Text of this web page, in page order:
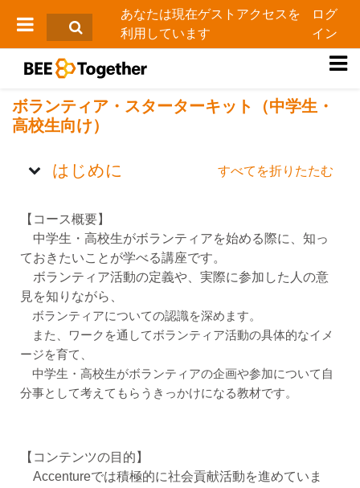
メインコンテンツへスキップする
サイドパネル
あなたは現在ゲストアクセスを
利用しています
ログ
イン
ボランティア・スターターキット（中学生・
高校生向け）
トピックアウトライン
はじめに すべてを折りたたむ
【コース概要】
中学生・高校生がボランティアを始める際に、知っ
ておきたいことが学べる講座です。
ボランティア活動の定義や、実際に参加した人の意
見を知りながら、
ボランティアについての認識を深めます。
また、ワークを通してボランティア活動の具体的なイメ
ージを育て、
中学生・高校生がボランティアの企画や参加について自
分事として考えてもらうきっかけになる教材です。
【コンテンツの目的】
Accentureでは積極的に社会貢献活動を進めていま